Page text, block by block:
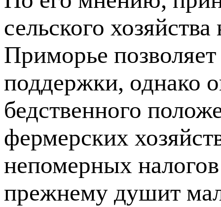
сельского
Приморье
поддержки, однако
бедственного
фермерских
непомерных
прежнему душит